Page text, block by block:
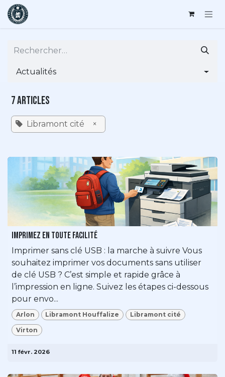
Se rendre au contenu
Actualités
7 Articles
Libramont cité ×
Imprimez en toute facilité
Imprimer sans clé USB : la marche à suivre Vous
souhaitez imprimer vos documents sans utiliser
de clé USB ? C’est simple et rapide grâce à
l’impression en ligne. Suivez les étapes ci-dessous
pour envo...
Arlon Libramont Houffalize Libramont cité
Virton
11 févr. 2026